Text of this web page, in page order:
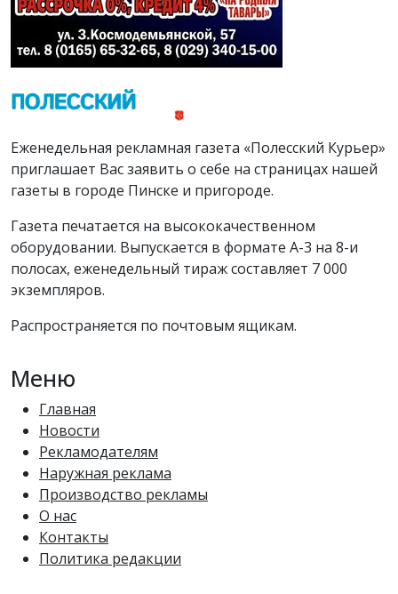
Еженедельная рекламная газета «Полесский Курьер»
приглашает Вас заявить о себе на страницах нашей
газеты в городе Пинске и пригороде.
Газета печатается на высококачественном
оборудовании. Выпускается в формате А-3 на 8-и
полосах, еженедельный тираж составляет 7 000
экземпляров.
Распространяется по почтовым ящикам.
Меню
Главная
Новости
Рекламодателям
Наружная реклама
Производство рекламы
О нас
Контакты
Политика редакции